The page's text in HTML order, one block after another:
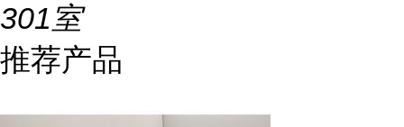
301室
推荐产品